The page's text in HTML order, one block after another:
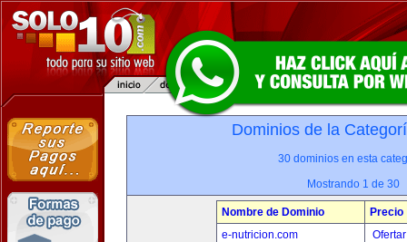
Dominios de la
30 dominios en esta
Mostrando 1 de 30
Nombre de Dominio
Precio
e-nutricion.com